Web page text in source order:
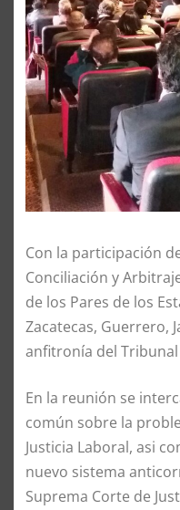
Con la participación
Conciliación y
de los Pares de los
Zacatecas, Guerrero,
anfitronía del
En la reunión se
común sobre la
Justicia Laboral, asi
nuevo sistema
Suprema Corte de